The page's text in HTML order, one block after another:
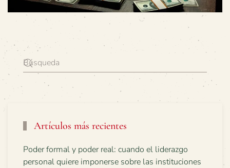
Artículos más recientes
Poder formal y poder real: cuando el liderazgo
personal quiere imponerse sobre las instituciones